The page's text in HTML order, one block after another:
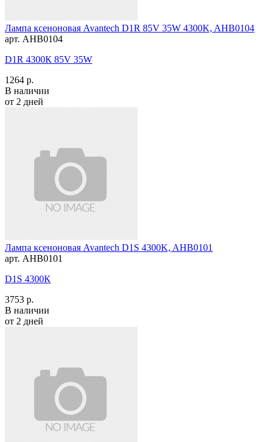
Лампа ксеноновая Avantech D1R 85V 35W 4300K, AHB0104
арт. AHB0104
D1R 4300К 85V 35W
1264 р.
В наличии
от 2 дней
Лампа ксеноновая Avantech D1S 4300K, AHB0101
арт. AHB0101
D1S 4300К
3753 р.
В наличии
от 2 дней